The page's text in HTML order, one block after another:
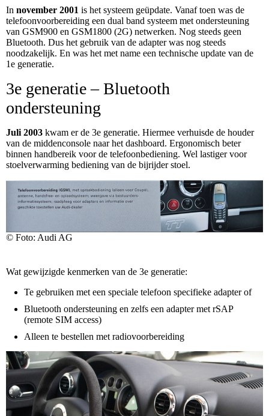
In november 2001 is het systeem geüpdate. Vanaf toen was de
telefoonvoorbereiding een dual band systeem met ondersteuning
van GSM900 en GSM1800 (2G) netwerken. Nog steeds geen
Bluetooth. Dus het gebruik van de adapter was nog steeds
noodzakelijk. En was het met name een technische update van de
1e generatie.
3e generatie – Bluetooth
ondersteuning
Juli 2003 kwam er de 3e generatie. Hiermee verhuisde de houder
van de middenconsole naar het dashboard. Ergonomisch beter
binnen handbereik voor de telefoonbediening. Wel lastiger voor
stoelverwarming bediening van de bijrijder stoel.
© Foto: Audi AG
Wat gewijzigde kenmerken van de 3e generatie:
Te gebruiken met een speciale telefoon specifieke adapter of
Bluetooth ondersteuning en zelfs een adapter met rSAP
(remote SIM access)
Alleen te bestellen met radiovoorbereiding